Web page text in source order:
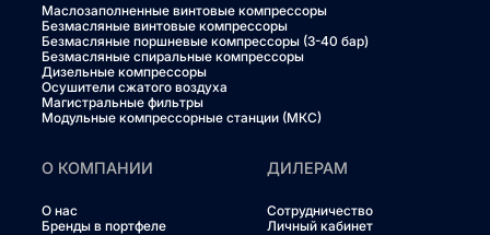
Маслозаполненные винтовые компрессоры
Безмасляные винтовые компрессоры
Безмасляные поршневые компрессоры (3-40 бар)
Безмасляные спиральные компрессоры
Дизельные компрессоры
Осушители сжатого воздуха
Магистральные фильтры
Модульные компрессорные станции (МКС)
О КОМПАНИИ
О нас
Бренды в портфеле
ДИЛЕРАМ
Сотрудничество
Личный кабинет